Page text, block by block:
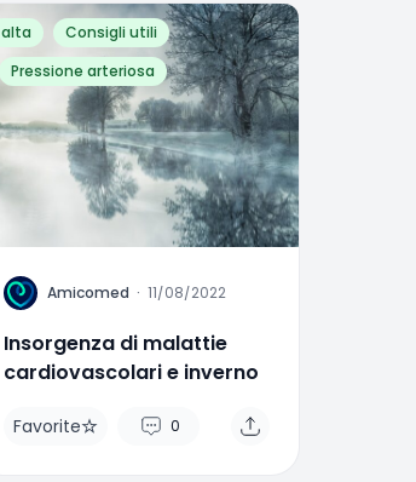
alta
Consigli utili
Pressione arteriosa
A Amicomed · 11/08/2022
Insorgenza di malattie
cardiovascolari e inverno
Favorite 0